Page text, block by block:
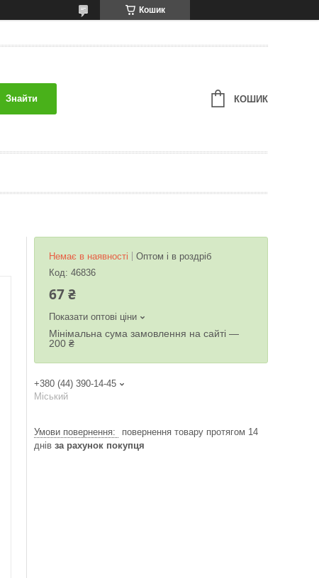
Кошик
Знайти КОШИК
Немає в наявності
Оптом і в роздріб
Код: 46836
67 ₴
Показати оптові ціни
Мінімальна сума замовлення на сайті —
200 ₴
+380 (44) 390-14-45
Міський
повернення товару протягом 14
днів за рахунок покупця